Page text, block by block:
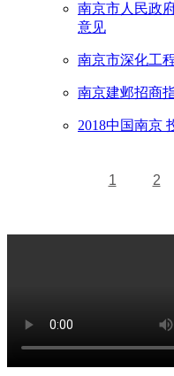
南京市人民政
意见
南京市深化工
南京建邺招商指
2018中国南京
1 2